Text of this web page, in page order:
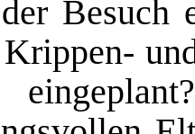
Besuch